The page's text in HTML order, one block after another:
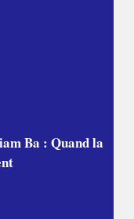
Ba : Quand la